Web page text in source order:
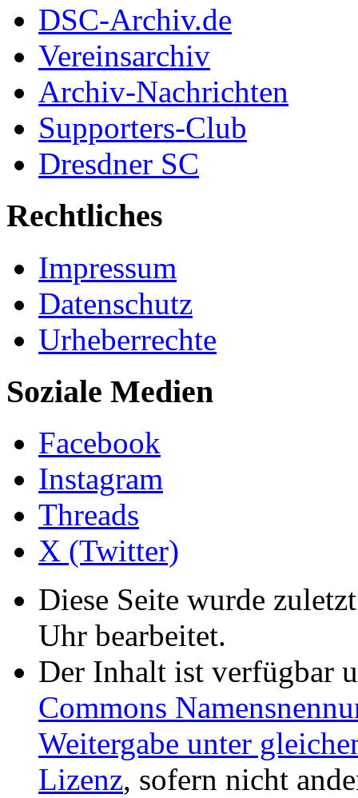
DSC-Archiv.de
Vereinsarchiv
Archiv-Nachrichten
Supporters-Club
Dresdner SC
Rechtliches
Impressum
Datenschutz
Urheberrechte
Soziale Medien
Facebook
Instagram
Threads
X (Twitter)
Diese Seite wurde
Uhr bearbeitet.
Der Inhalt ist verfügbar
Commons
Weitergabe unter
Lizenz, sofern nicht